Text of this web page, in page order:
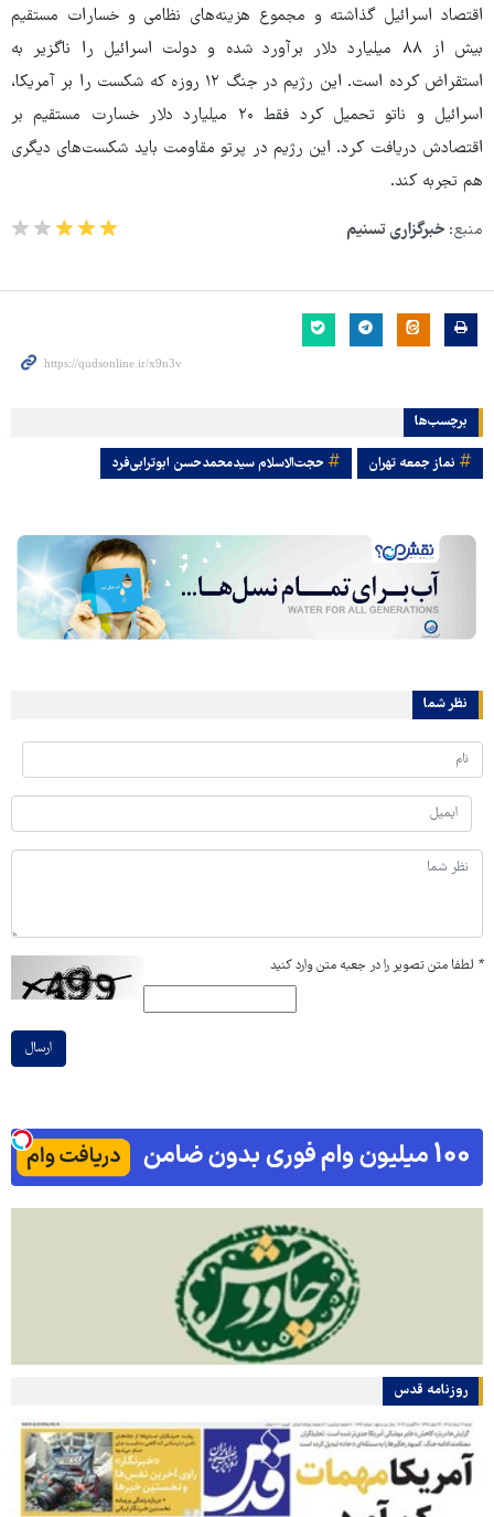
اقتصاد اسرائیل گذاشته و مجموع هزینه‌های نظامی و خسارات مستقیم
بیش از ۸۸ میلیارد دلار برآورد شده و دولت اسرائیل را ناگزیر به
استقراض کرده است. این رژیم در جنگ ۱۲ روزه که شکست را بر آمریکا،
اسرائیل و ناتو تحمیل کرد فقط ۲۰ میلیارد دلار خسارت مستقیم بر
اقتصادش دریافت کرد. این رژیم در پرتو مقاومت باید شکست‌های دیگری
هم تجربه کند.
منبع: خبرگزاری تسنیم
برچسب‌ها
نماز جمعه تهران حجت‌الاسلام سیدمحمدحسن ابوترابی‌فرد
نظر شما
* لطفا متن تصویر را در جعبه متن وارد کنید
ارسال
روزنامه قدس